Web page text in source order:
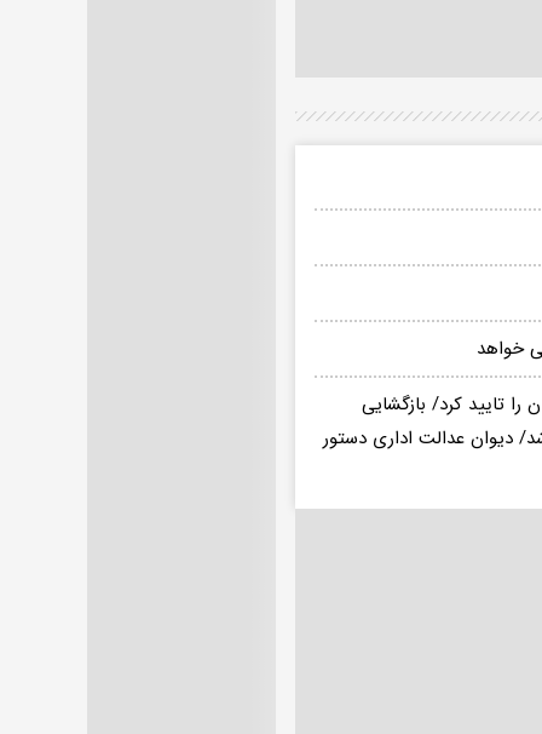
خواهد
را تایید کرد/ بازگشایی
دیوان عدالت اداری دستور